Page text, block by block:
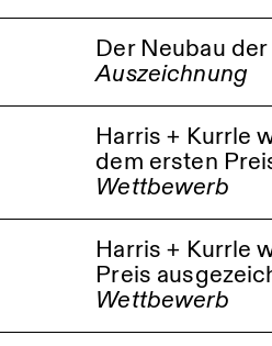
Harris + Kurrle wurde
Preis ausgezeichnet
Offenburg
Der Neubau
Auszeichnung
Harris + Kurrle
dem ersten
Wettbewerb
Harris + Kurrle
Preis
Wettbewerb